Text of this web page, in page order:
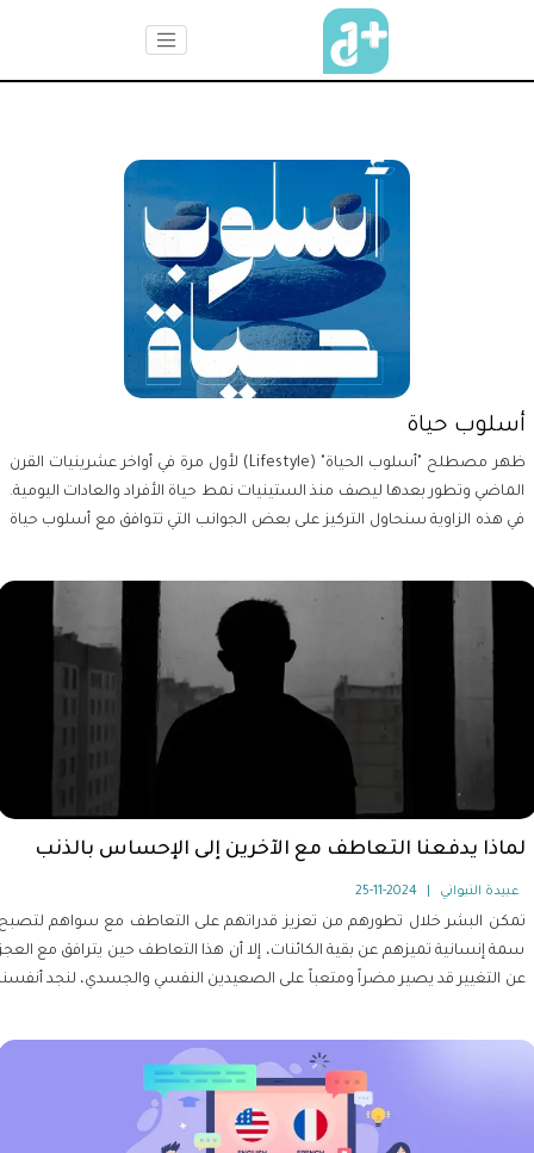
أسلوب حياة
ظهر مصطلح "أسلوب الحياة" (Lifestyle) لأول مرة في أواخر عشرينيات القرن
الماضي وتطور بعدها ليصف منذ الستينيات نمط حياة الأفراد والعادات اليومية.
في هذه الزاوية سنحاول التركيز على بعض الجوانب التي تتوافق مع أسلوب حياة
الوصول إلى أسلوب حياة أكثر سلاسة وسهولة.
لماذا يدفعنا التعاطف مع الآخرين إلى الإحساس بالذنب
عبيدة النبواني 2024-11-25
تمكن البشر خلال تطورهم من تعزيز قدراتهم على التعاطف مع سواهم لتصبح
سمة إنسانية تميزهم عن بقية الكائنات، إلا أن هذا التعاطف حين يترافق مع العجز
عن التغيير قد يصير مضراً ومتعباً على الصعيدين النفسي والجسدي، لنجد أنفسنا